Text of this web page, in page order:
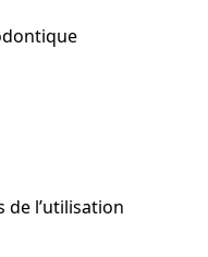
de l’utilisation